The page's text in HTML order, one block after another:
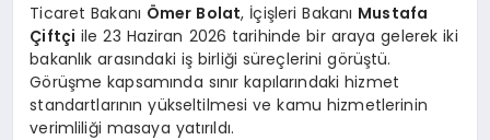
Ticaret Bakanı Ömer Bolat, İçişleri Bakanı Mustafa
Çiftçi ile 23 Haziran 2026 tarihinde bir araya gelerek iki
bakanlık arasındaki iş birliği süreçlerini görüştü.
Görüşme kapsamında sınır kapılarındaki hizmet
standartlarının yükseltilmesi ve kamu hizmetlerinin
verimliliği masaya yatırıldı.